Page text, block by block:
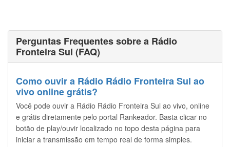
Perguntas Frequentes sobre a Rádio
Fronteira Sul (FAQ)
Como ouvir a Rádio Rádio Fronteira Sul ao
vivo online grátis?
Você pode ouvir a Rádio Rádio Fronteira Sul ao vivo, online
e grátis diretamente pelo portal Rankeador. Basta clicar no
botão de play/ouvir localizado no topo desta página para
iniciar a transmissão em tempo real de forma simples.